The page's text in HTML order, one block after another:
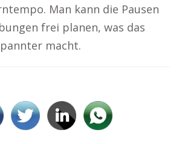
Man kann die Pausen
frei planen, was das
macht.